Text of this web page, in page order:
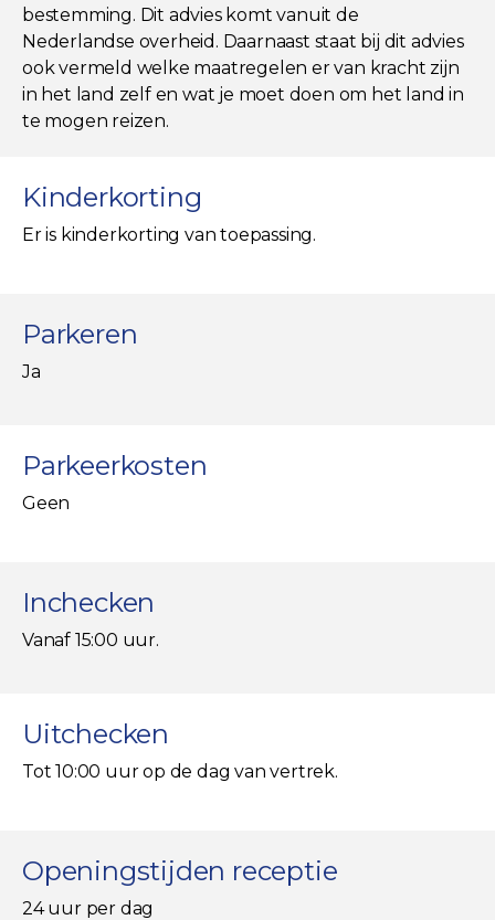
bestemming. Dit advies komt vanuit de
Nederlandse overheid. Daarnaast staat bij dit advies
ook vermeld welke maatregelen er van kracht zijn
in het land zelf en wat je moet doen om het land in
te mogen reizen.
Kinderkorting
Er is kinderkorting van toepassing.
Parkeren
Ja
Parkeerkosten
Geen
Inchecken
Vanaf 15:00 uur.
Uitchecken
Tot 10:00 uur op de dag van vertrek.
Openingstijden receptie
24 uur per dag